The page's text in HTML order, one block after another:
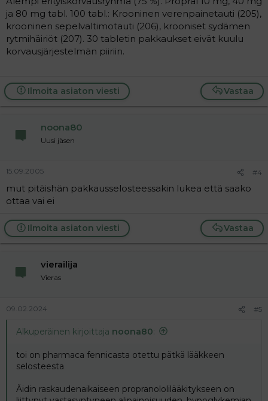
ja 80 mg tabl. 100 tabl.: Krooninen verenpainetauti (205),
krooninen sepelvaltimotauti (206), krooniset sydämen
rytmihäiriöt (207). 30 tabletin pakkaukset eivät kuulu
korvausjärjestelmän piiriin.
Vastaa
Ilmoita asiaton viesti
noona80
Uusi jäsen
15.09.2005 #4
mut pitäishän pakkausselosteessakin lukea että saako
ottaa vai ei
Vastaa
Ilmoita asiaton viesti
vierailija
Vieras
09.02.2024 #5
Alkuperäinen kirjoittaja noona80:
toi on pharmaca fennicasta otettu pätkä lääkkeen
selosteesta
Äidin raskaudenaikaiseen propranololilääkitykseen on